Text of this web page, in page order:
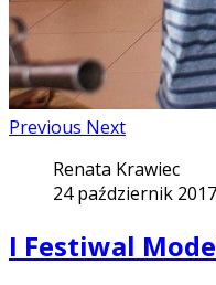
Previous Next
Renata Krawiec
24 październik 2017
I Festiwal